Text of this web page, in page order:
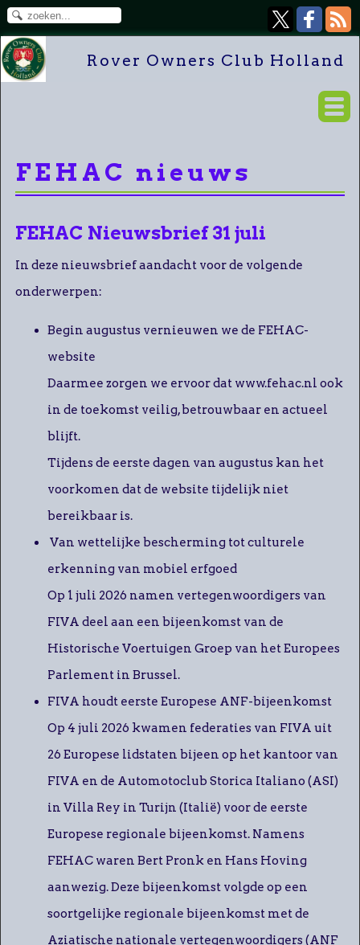
Rover Owners Club Holland
FEHAC nieuws
FEHAC Nieuwsbrief 31 juli
In deze nieuwsbrief aandacht voor de volgende
onderwerpen:
Begin augustus vernieuwen we de FEHAC-
website
Daarmee zorgen we ervoor dat www.fehac.nl ook
in de toekomst veilig, betrouwbaar en actueel
blijft.
Tijdens de eerste dagen van augustus kan het
voorkomen dat de website tijdelijk niet
bereikbaar is.
Van wettelijke bescherming tot culturele
erkenning van mobiel erfgoed
Op 1 juli 2026 namen vertegenwoordigers van
FIVA deel aan een bijeenkomst van de
Historische Voertuigen Groep van het Europees
Parlement in Brussel.
FIVA houdt eerste Europese ANF-bijeenkomst
Op 4 juli 2026 kwamen federaties van FIVA uit
26 Europese lidstaten bijeen op het kantoor van
FIVA en de Automotoclub Storica Italiano (ASI)
in Villa Rey in Turijn (Italië) voor de eerste
Europese regionale bijeenkomst. Namens
FEHAC waren Bert Pronk en Hans Hoving
aanwezig. Deze bijeenkomst volgde op een
soortgelijke regionale bijeenkomst met de
Aziatische nationale vertegenwoordigers (ANF